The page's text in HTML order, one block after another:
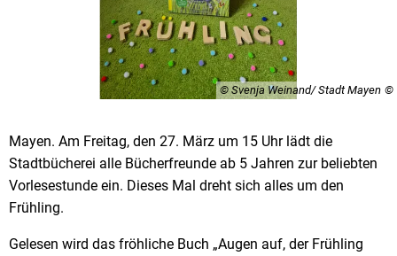
© Svenja Weinand/ Stadt Mayen
Mayen. Am Freitag, den 27. März um 15 Uhr lädt die
Stadtbücherei alle Bücherfreunde ab 5 Jahren zur beliebten
Vorlesestunde ein. Dieses Mal dreht sich alles um den
Frühling.
Gelesen wird das fröhliche Buch „Augen auf, der Frühling